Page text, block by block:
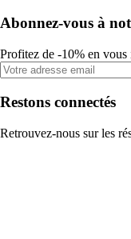
Abonnez-vous à
Profitez de -10% en
Restons connectés
Retrouvez-nous sur les